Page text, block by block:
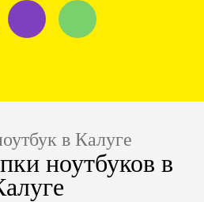
в Калуге
ноутбуков в